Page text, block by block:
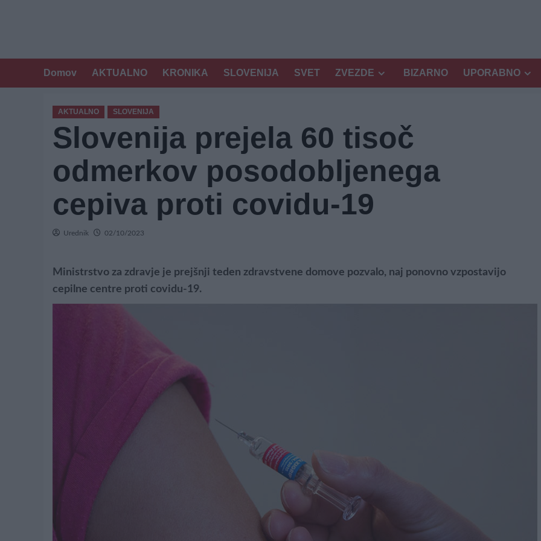
Domov AKTUALNO KRONIKA SLOVENIJA SVET ZVEZDE BIZARNO UPORABNO
AKTUALNO SLOVENIJA
Slovenija prejela 60 tisoč
odmerkov posodobljenega
cepiva proti covidu-19
Urednik 02/10/2023
Ministrstvo za zdravje je prejšnji teden zdravstvene domove pozvalo, naj ponovno vzpostavijo
cepilne centre proti covidu-19.